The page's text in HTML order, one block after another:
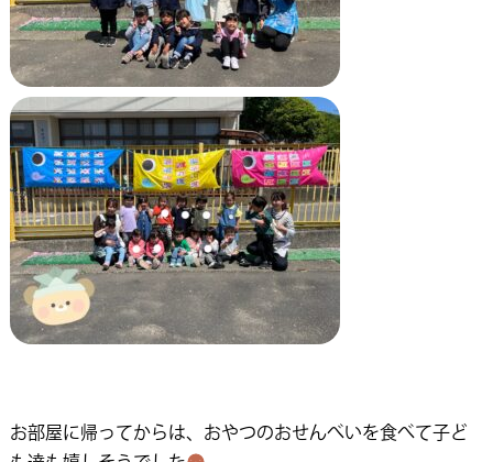
お部屋に帰ってからは、おやつのおせんべいを食べて子ど